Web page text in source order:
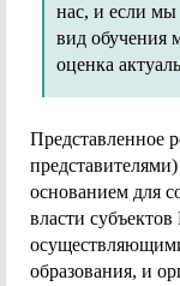
нас, и если
вид обучения
оценка
Представленное
основанием для
власти
образования, и